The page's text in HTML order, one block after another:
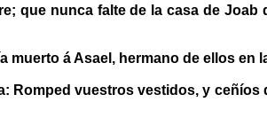
que nunca falte de la casa de
á Asael, hermano de ellos en
vuestros vestidos, y ceñíos